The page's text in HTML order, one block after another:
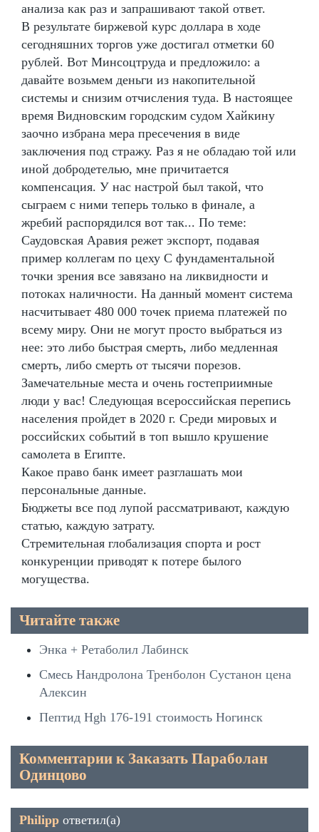
анализа как раз и запрашивают такой ответ.
В результате биржевой курс доллара в ходе
сегодняшних торгов уже достигал отметки 60
рублей. Вот Минсоцтруда и предложило: а
давайте возьмем деньги из накопительной
системы и снизим отчисления туда. В настоящее
время Видновским городским судом Хайкину
заочно избрана мера пресечения в виде
заключения под стражу. Раз я не обладаю той или
иной добродетелью, мне причитается
компенсация. У нас настрой был такой, что
сыграем с ними теперь только в финале, а
жребий распорядился вот так... По теме:
Саудовская Аравия режет экспорт, подавая
пример коллегам по цеху С фундаментальной
точки зрения все завязано на ликвидности и
потоках наличности. На данный момент система
насчитывает 480 000 точек приема платежей по
всему миру. Они не могут просто выбраться из
нее: это либо быстрая смерть, либо медленная
смерть, либо смерть от тысячи порезов.
Замечательные места и очень гостеприимные
люди у вас! Следующая всероссийская перепись
населения пройдет в 2020 г. Среди мировых и
российских событий в топ вышло крушение
самолета в Египте.
Какое право банк имеет разглашать мои
персональные данные.
Бюджеты все под лупой рассматривают, каждую
статью, каждую затрату.
Стремительная глобализация спорта и рост
конкуренции приводят к потере былого
могущества.
Читайте также
Энка + Ретаболил Лабинск
Смесь Нандролона Тренболон Сустанон цена
Алексин
Пептид Hgh 176-191 стоимость Ногинск
Комментарии к Заказать Параболан
Одинцово
Philipp ответил(а)